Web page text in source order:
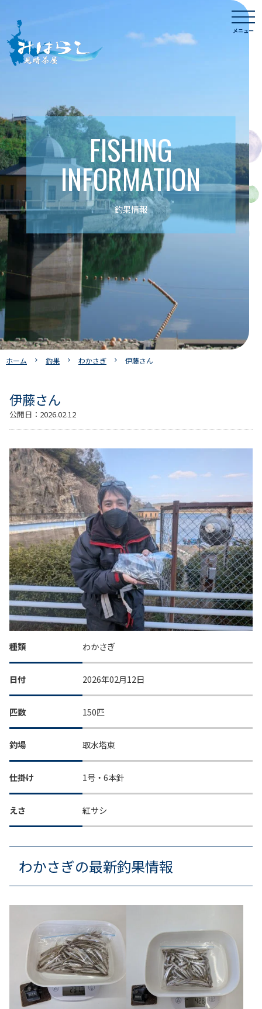
content
メニュー
FISHING
INFORMATION
釣果情報
ホーム 釣果 わかさぎ 伊藤さん
伊藤さん
公開日： 2026.02.12
種類 わかさぎ
日付 2026年02月12日
匹数 150匹
釣場 取水塔東
仕掛け 1号・6本針
えさ 紅サシ
わかさぎの最新釣果情報